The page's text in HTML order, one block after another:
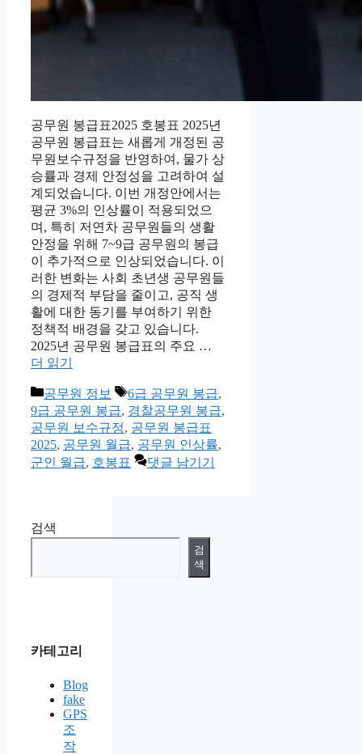
공무원 봉급표2025 호봉표 2025년
공무원 봉급표는 새롭게 개정된 공
무원보수규정을 반영하여, 물가 상
승률과 경제 안정성을 고려하여 설
계되었습니다. 이번 개정안에서는
평균 3%의 인상률이 적용되었으
며, 특히 저연차 공무원들의 생활
안정을 위해 7~9급 공무원의 봉급
이 추가적으로 인상되었습니다. 이
러한 변화는 사회 초년생 공무원들
의 경제적 부담을 줄이고, 공직 생
활에 대한 동기를 부여하기 위한
정책적 배경을 갖고 있습니다.
2025년 공무원 봉급표의 주요 …
더 읽기
카
테
고
리
공무원 정보
태
그
6급 공무원 봉급,
9급 공무원 봉급, 경찰공무원 봉급,
공무원 보수규정, 공무원 봉급표
2025, 공무원 월급, 공무원 인상률,
군인 월급, 호봉표 댓글 남기기
검색
검
색
카테고리
Blog
fake
GPS
조
작